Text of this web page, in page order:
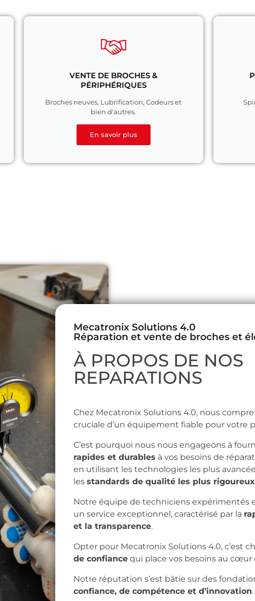
VENTE DE BROCHES &
PÉRIPHÉRIQUES
Broches neuves, Lubrification, Codeurs et
bien d'autres.
En savoir plus
Mecatronix Solutions 4.0
Réparation et vente de broches et
À PROPOS DE NOS
REPARATIONS
Chez Mecatronix Solutions 4.0, nous
cruciale d’un équipement fiable pour votre
C’est pourquoi nous nous engageons à
rapides et durables à vos besoins de
en utilisant les technologies les plus
les standards de qualité les plus rigoureux
Notre équipe de techniciens expérimentés
un service exceptionnel, caractérisé par la
et la transparence.
Opter pour Mecatronix Solutions 4.0, c’est
de confiance qui place vos besoins au cœur
Notre réputation s’est bâtie sur des
confiance, de compétence et d’innovation.